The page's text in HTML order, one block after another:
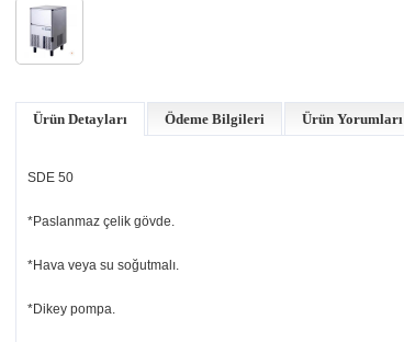
Ürün Detayları Ödeme Bilgileri Ürün Yorumları
SDE 50
*Paslanmaz çelik gövde.
*Hava veya su soğutmalı.
*Dikey pompa.